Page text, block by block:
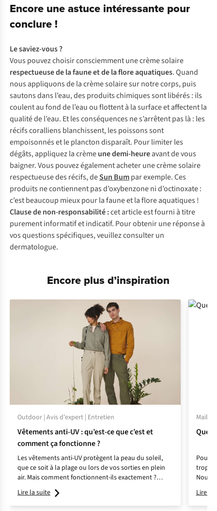
Encore une astuce intéressante pour
conclure !
Le saviez-vous ?
Vous pouvez choisir consciemment une crème solaire
respectueuse de la faune et de la flore aquatiques. Quand
nous appliquons de la crème solaire sur notre corps, puis
sautons dans l’eau, des produits chimiques sont libérés : ils
coulent au fond de l’eau ou flottent à la surface et affectent la
qualité de l’eau. Et les conséquences ne s’arrêtent pas là : les
récifs coralliens blanchissent, les poissons sont
empoisonnés et le plancton disparaît. Pour limiter les
dégâts, appliquez la crèmeune demi-heureavant de vous
baigner. Vous pouvez également acheter une crème solaire
respectueuse des récifs, deSun Bumpar exemple. Ces
produits ne contiennent pas d’oxybenzone ni d’octinoxate :
c’est beaucoup mieux pour la faune et la flore aquatiques !
Clause de non-responsabilité:cet article est fourni à titre
purement informatif et indicatif. Pour obtenir une réponse à
vos questions spécifiques, veuillez consulter un
dermatologue.
Encore plus d’inspiration
Outdoor | Avis d'expert | Entretien
Vêtements anti-UV : qu’est-ce que c’est et
comment ça fonctionne ?
Les vêtements anti-UV protègent la peau du soleil,
que ce soit à la plage ou lors de vos sorties en plein
air. Mais comment fonctionnent-ils exactement ?
Nous vous aidons à vous y retrouver dans les indices
UPF, les matières, les couleurs et les coupes.
Lire la suite
Pour
trop
Nous
Lire la